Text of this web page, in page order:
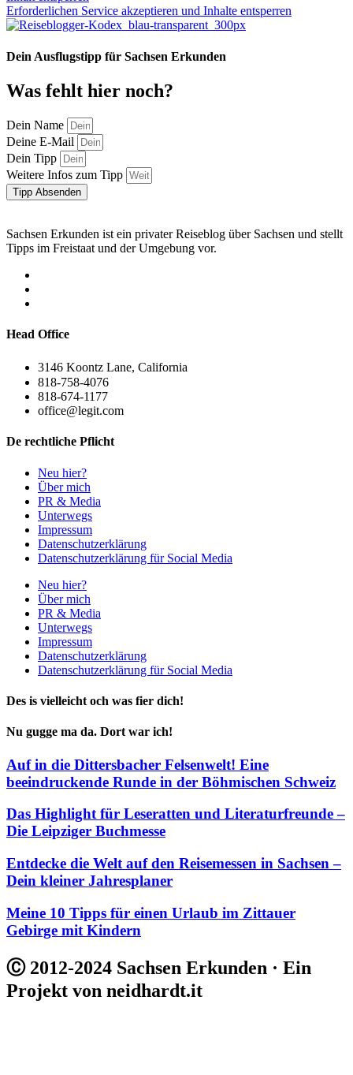
Erforderlichen Service akzeptieren und Inhalte entsperren
Dein Ausflugstipp für Sachsen Erkunden
Was fehlt hier noch?
Dein Name
Deine E-Mail
Dein Tipp
Weitere Infos zum Tipp
Tipp Absenden
Sachsen Erkunden ist ein privater Reiseblog über Sachsen und stellt
Tipps im Freistaat und der Umgebung vor.
Head Office
3146 Koontz Lane, California
818-758-4076
818-674-1177
office@legit.com
De rechtliche Pflicht
Neu hier?
Über mich
PR & Media
Unterwegs
Impressum
Datenschutzerklärung
Datenschutzerklärung für Social Media
Neu hier?
Über mich
PR & Media
Unterwegs
Impressum
Datenschutzerklärung
Datenschutzerklärung für Social Media
Des is vielleicht och was fier dich!
Nu gugge ma da. Dort war ich!
Auf in die Dittersbacher Felsenwelt! Eine
beeindruckende Runde in der Böhmischen Schweiz
Das Highlight für Leseratten und Literaturfreunde –
Die Leipziger Buchmesse
Entdecke die Welt auf den Reisemessen in Sachsen –
Dein kleiner Jahresplaner
Meine 10 Tipps für einen Urlaub im Zittauer
Gebirge mit Kindern
Ⓒ 2012-2024 Sachsen Erkunden · Ein
Projekt von neidhardt.it